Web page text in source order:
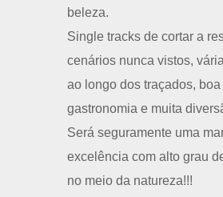
beleza.
Single tracks de cortar a
cenários nunca vistos,
ao longo dos traçados, boa
gastronomia e muita
Será seguramente uma
excelência com alto grau
no meio da natureza!!!